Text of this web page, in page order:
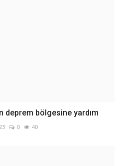
deprem bölgesine yardım
0 40